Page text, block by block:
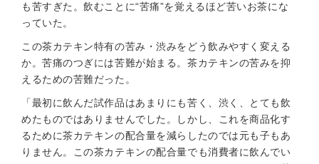
も苦すぎた。飲むことに“苦痛”を覚えるほど苦いお茶にな
っていた。
この茶カテキン特有の苦み・渋みをどう飲みやすく変える
か。苦痛のつぎには苦難が始まる。茶カテキンの苦みを抑
えるための苦難だった。
「最初に飲んだ試作品はあまりにも苦く、渋く、とても飲
めたものではありませんでした。しかし、これを商品化す
るために茶カテキンの配合量を減らしたのでは元も子もあ
りません。この茶カテキンの配合量でも消費者に飲んでい